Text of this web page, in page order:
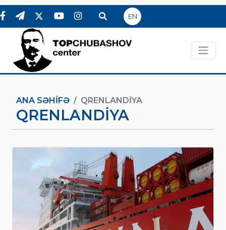
EN
ANA SƏHIFƏ QRENLANDIYA
QRENLANDIYA